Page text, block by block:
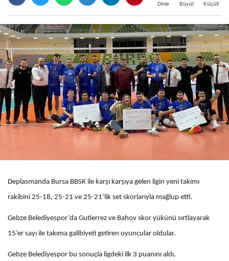
Dinle Büyüt Küçült
Deplasmanda Bursa BBSK ile karşı karşıya gelen ligin yeni takımı
rakibini 25-18, 25-21 ve 25-21’lik set skorlarıyla mağlup etti.
Gebze Belediyespor’da Gutierrez ve Bahov skor yükünü sırtlayarak
15’er sayı ile takıma galibiyeti getiren oyuncular oldular.
Gebze Belediyespor bu sonuçla ligdeki ilk 3 puanını aldı.